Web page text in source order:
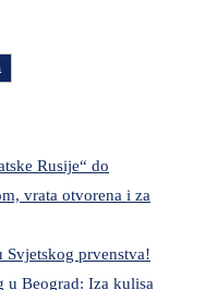
Rusije“ do
vrata otvorena i za
Svjetskog prvenstva!
u Beograd: Iza kulisa